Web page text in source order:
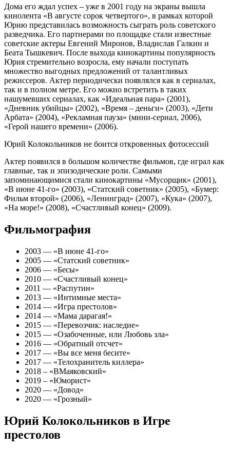
Дома его ждал успех – уже в 2001 году на экраны вышла
кинолента «В августе сорок четвертого», в рамках которой
Юрию представилась возможность сыграть роль советского
разведчика. Его партнерами по площадке стали известные
советские актеры Евгений Миронов, Владислав Галкин и
Беата Тышкевич. После выхода кинокартины популярность
Юрия стремительно возросла, ему начали поступать
множество выгодных предложений от талантливых
режиссеров. Актер периодически появлялся как в сериалах,
так и в полном метре. Его можно встретить в таких
нашумевших сериалах, как «Идеальная пара» (2001),
«Дневник убийцы» (2002), «Время – деньги» (2003), «Дети
Арбата» (2004), «Рекламная пауза» (мини-сериал, 2006),
«Герой нашего времени» (2006).
Юрий Колокольников не боится откровенных фотосессий
Актер появился в большом количестве фильмов, где играл как
главные, так и эпизодические роли. Самыми
запоминающимися стали кинокартины «Мусорщик» (2001),
«В июне 41-го» (2003), «Статский советник» (2005), «Бумер:
Фильм второй» (2006), «Ленинград» (2007), «Кука» (2007),
«На море!» (2008), «Счастливый конец» (2009).
Фильмография
2003 — «В июне 41-го»
2005 — «Статский советник»
2006 — «Бесы»
2010 — «Счастливый конец»
2011 — «Распутин»
2013 — «Интимные места»
2014 — «Игра престолов»
2014 — «Мама дарагая!»
2015 — «Перевозчик: наследие»
2015 — «Озабоченные, или Любовь зла»
2016 — «Обратный отсчет»
2017 — «Вы все меня бесите»
2017 — «Телохранитель киллера»
2018 – «ВМаяковский»
2019 – «Юморист»
2020 — «Довод»
2020 — «Грозный»
Юрий Колокольников в Игре
престолов